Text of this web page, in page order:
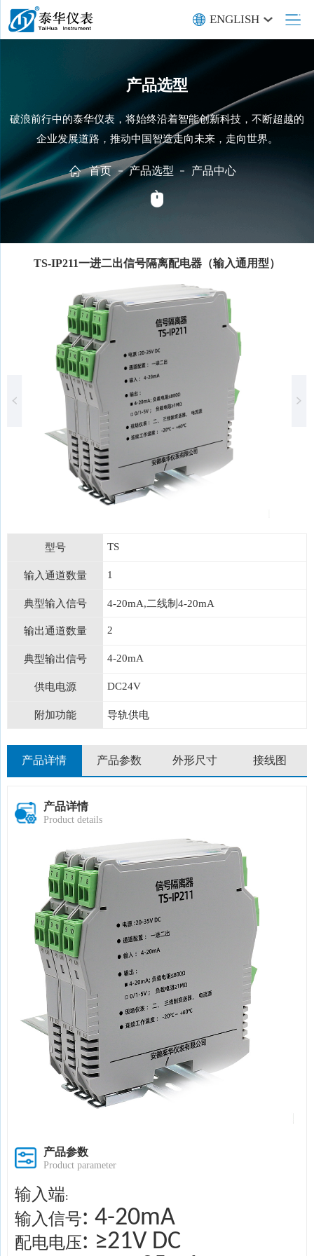
ENGLISH
产品选型
破浪前行中的泰华仪表，将始终沿着智能创新科技，不断超越的
企业发展道路，推动中国智造走向未来，走向世界。
首页 产品选型 产品中心
TS-IP211一进二出信号隔离配电器（输入通用型）
型号 TS
输入通道数量 1
典型输入信号 4-20mA,二线制4-20mA
输出通道数量 2
典型输出信号 4-20mA
供电电源 DC24V
附加功能 导轨供电
产品详情 产品参数 外形尺寸 接线图
产品详情
Product details
产品参数
Product parameter
输入端:
输入信号: 4-20mA
配电电压: ≥21V DC